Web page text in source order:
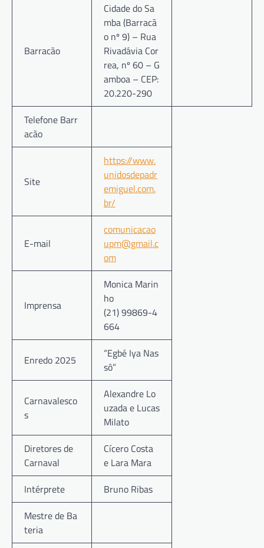
Barracão
Cidade do Sa
mba (Barracã
o nº 9) – Rua
Rivadávia Cor
rea, nº 60 – G
amboa – CEP:
20.220-290
Telefone Barr
acão
Site
https://www.
unidosdepadr
emiguel.com.
br/
E-mail
comunicacao
upm@gmail.c
om
Imprensa
Monica Marin
ho
(21) 99869-4
664
Enredo 2025
“Egbé Iya Nas
sô”
Carnavalesco
s
Alexandre Lo
uzada e Lucas
Milato
Diretores de
Carnaval
Cícero Costa
e Lara Mara
Intérprete
Bruno Ribas
Mestre de Ba
teria